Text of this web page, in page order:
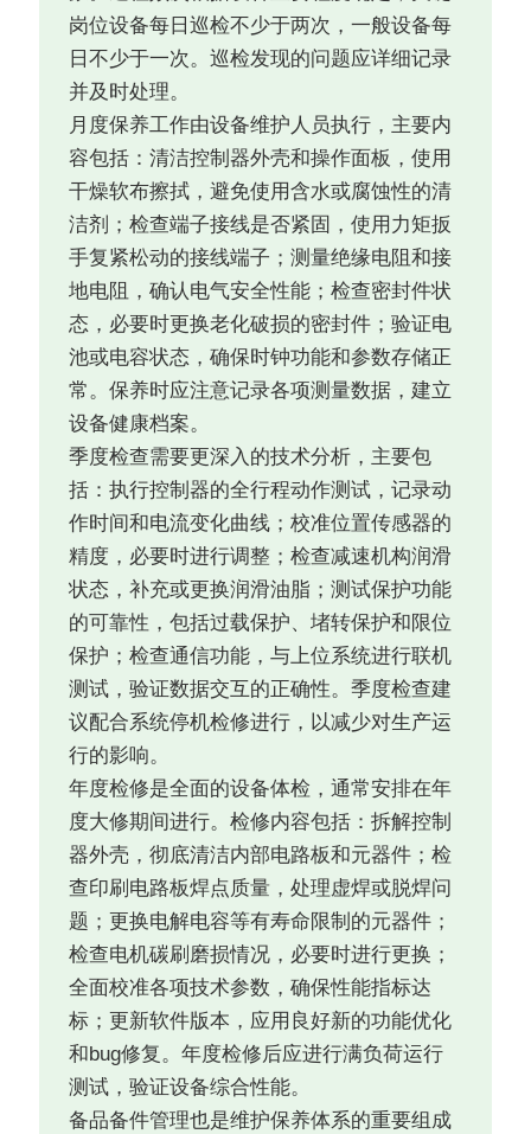
岗位设备每日巡检不少于两次，一般设备每
日不少于一次。巡检发现的问题应详细记录
并及时处理。
月度保养工作由设备维护人员执行，主要内
容包括：清洁控制器外壳和操作面板，使用
干燥软布擦拭，避免使用含水或腐蚀性的清
洁剂；检查端子接线是否紧固，使用力矩扳
手复紧松动的接线端子；测量绝缘电阻和接
地电阻，确认电气安全性能；检查密封件状
态，必要时更换老化破损的密封件；验证电
池或电容状态，确保时钟功能和参数存储正
常。保养时应注意记录各项测量数据，建立
设备健康档案。
季度检查需要更深入的技术分析，主要包
括：执行控制器的全行程动作测试，记录动
作时间和电流变化曲线；校准位置传感器的
精度，必要时进行调整；检查减速机构润滑
状态，补充或更换润滑油脂；测试保护功能
的可靠性，包括过载保护、堵转保护和限位
保护；检查通信功能，与上位系统进行联机
测试，验证数据交互的正确性。季度检查建
议配合系统停机检修进行，以减少对生产运
行的影响。
年度检修是全面的设备体检，通常安排在年
度大修期间进行。检修内容包括：拆解控制
器外壳，彻底清洁内部电路板和元器件；检
查印刷电路板焊点质量，处理虚焊或脱焊问
题；更换电解电容等有寿命限制的元器件；
检查电机碳刷磨损情况，必要时进行更换；
全面校准各项技术参数，确保性能指标达
标；更新软件版本，应用良好新的功能优化
和bug修复。年度检修后应进行满负荷运行
测试，验证设备综合性能。
备品备件管理也是维护保养体系的重要组成